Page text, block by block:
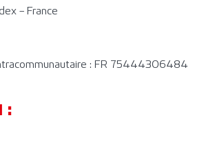
– France
: FR 75444306484
: